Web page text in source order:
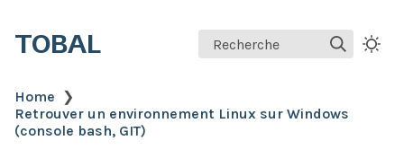
TOBAL Recherche
Home ❯
Retrouver un environnement Linux sur Windows
(console bash, GIT)